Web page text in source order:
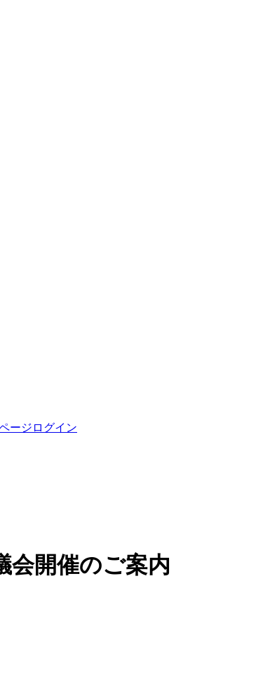
ージログイン
会開催のご案内